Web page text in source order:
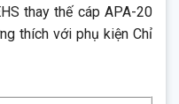
thay thế cáp APA-20
thích với phụ kiện Chỉ